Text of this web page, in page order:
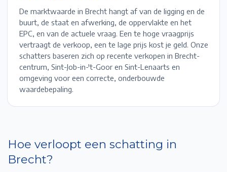
De marktwaarde in Brechthangt af van de ligging en de
buurt, de staat en afwerking, de oppervlakte en het
EPC, en van de actuele vraag. Een te hoge vraagprijs
vertraagt de verkoop, een te lage prijs kost je geld. Onze
schatters baseren zich op recente verkopen in Brecht-
centrum, Sint-Job-in-'t-Goor en Sint-Lenaarts en
omgeving voor een correcte, onderbouwde
waardebepaling.
Hoe verloopt een schatting in
Brecht?